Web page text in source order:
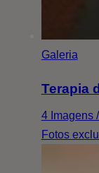
Galeria
Terapia
4 Imagens
Fotos